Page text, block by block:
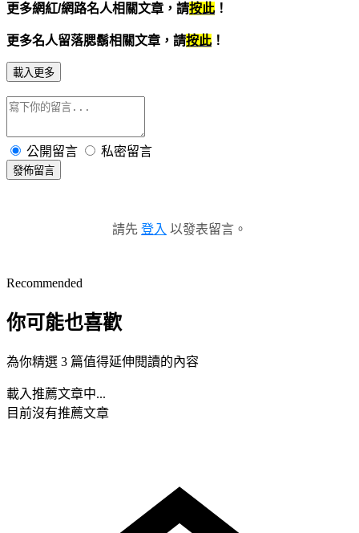
更多網紅/網路名人相關文章，請按此！
更多名人留落腮鬍相關文章，請按此！
載入更多
公開留言 私密留言
發佈留言
請先 登入 以發表留言。
Recommended
你可能也喜歡
為你精選 3 篇值得延伸閱讀的內容
載入推薦文章中...
目前沒有推薦文章